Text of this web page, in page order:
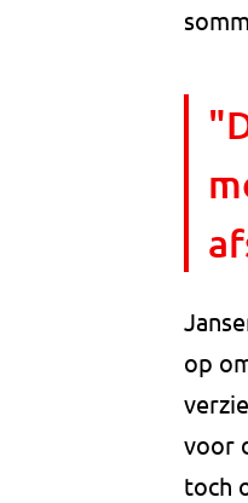
op
voor
toch